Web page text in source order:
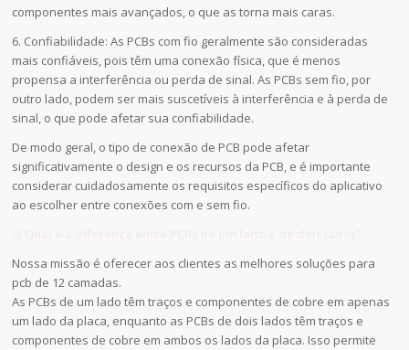
componentes mais avançados, o que as torna mais caras.
6. Confiabilidade: As PCBs com fio geralmente são consideradas
mais confiáveis, pois têm uma conexão física, que é menos
propensa a interferência ou perda de sinal. As PCBs sem fio, por
outro lado, podem ser mais suscetíveis à interferência e à perda de
sinal, o que pode afetar sua confiabilidade.
De modo geral, o tipo de conexão de PCB pode afetar
significativamente o design e os recursos da PCB, e é importante
considerar cuidadosamente os requisitos específicos do aplicativo
ao escolher entre conexões com e sem fio.
Nossa missão é oferecer aos clientes as melhores soluções para
pcb de 12 camadas.
As PCBs de um lado têm traços e componentes de cobre em apenas
um lado da placa, enquanto as PCBs de dois lados têm traços e
componentes de cobre em ambos os lados da placa. Isso permite